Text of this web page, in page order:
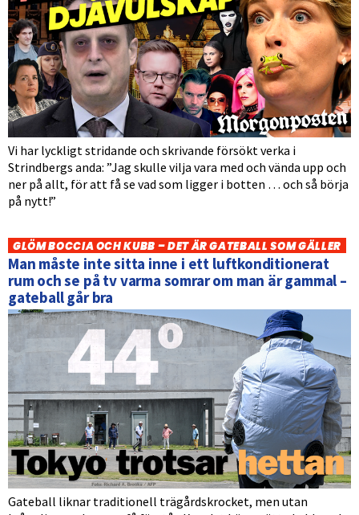
Vi har lyckligt stridande och skrivande försökt verka i
Strindbergs anda: ”Jag skulle vilja vara med och vända upp och
ner på allt, för att få se vad som ligger i botten … och så börja
på nytt!”
GLÖM BOCCIA OCH KUBB – DET ÄR GATEBALL SOM GÄLLER
Man måste inte sitta inne i ett luftkonditionerat
rum och se på tv varma somrar om man är gammal –
gateball går bra
Gateball liknar traditionell trägårdskrocket, men utan